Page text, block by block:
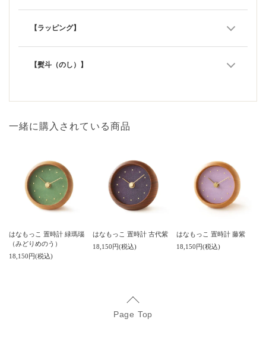
【ラッピング】
【熨斗（のし）】
一緒に購入されている商品
はなもっこ 置時計 緑瑪瑙
（みどりめのう）
18,150円(税込)
はなもっこ 置時計 古代紫
18,150円(税込)
はなもっこ 置時計 藤紫
18,150円(税込)
Page Top